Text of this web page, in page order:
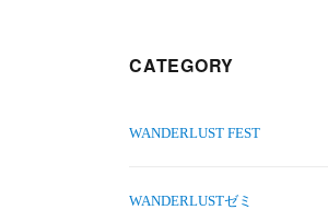
CATEGORY
WANDERLUST FEST
WANDERLUSTゼミ